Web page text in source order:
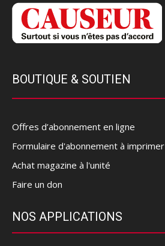
BOUTIQUE & SOUTIEN
Offres d’abonnement en ligne
Formulaire d'abonnement à imprimer
Achat magazine à l'unité
Faire un don
NOS APPLICATIONS